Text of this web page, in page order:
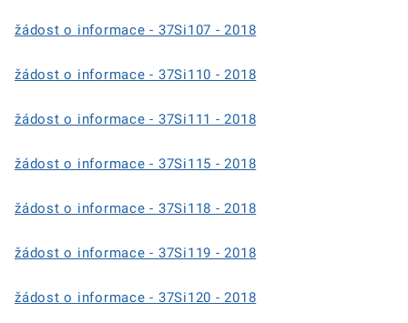
žádost o informace - 37Si107 - 2018
žádost o informace - 37Si110 - 2018
žádost o informace - 37Si111 - 2018
žádost o informace - 37Si115 - 2018
žádost o informace - 37Si118 - 2018
žádost o informace - 37Si119 - 2018
žádost o informace - 37Si120 - 2018